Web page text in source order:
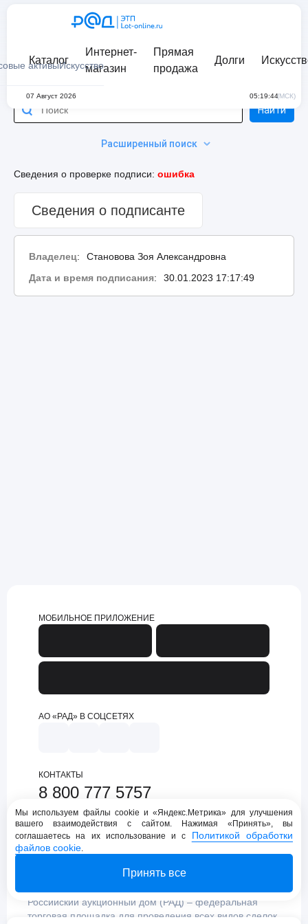
активыИскусство
Каталог
Интернет-
магазин
Прямая
продажа
Долги
07 Август 2026 05:19:44(МСК)
Расширенный поиск
Найти
Сведения о проверке подписи: ошибка
Сведения о подписанте
Владелец:
Становова Зоя Александровна
Дата и время подписания: 30.01.2023 17:17:49
МОБИЛЬНОЕ ПРИЛОЖЕНИЕ
АО «РАД» В СОЦСЕТЯХ
КОНТАКТЫ
8 800 777 5757
support@lot-online.ru
Техническая поддержка
Российский аукционный дом (РАД) – федеральная
торговая площадка для проведения всех видов сделок
Мы используем файлы cookie и «Яндекс.Метрика» для улучшения
вашего взаимодействия с сайтом. Нажимая «Принять», вы
соглашаетесь на их использование и с Политикой обработки
файлов cookie.
Принять все